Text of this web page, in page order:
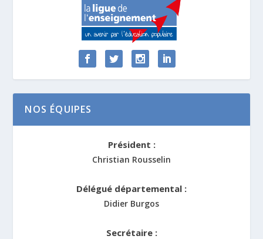
NOS ÉQUIPES
Président :
Christian Rousselin
Délégué départemental :
Didier Burgos
Secrétaire :